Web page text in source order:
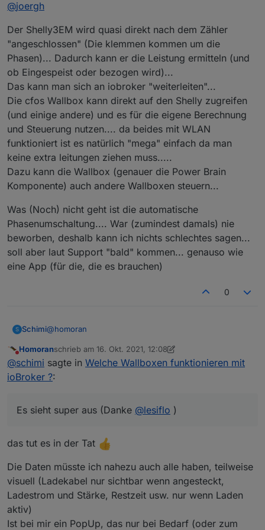
inzwischen haben ich auch poweroptis in Betrieb um
Zähler auszulesen, damit geht es natürlich auch...
@joergh
Der Shelly3EM wird quasi direkt nach dem Zähler
"angeschlossen" (Die klemmen kommen um die
Phasen)... Dadurch kann er die Leistung ermitteln (und
ob Eingespeist oder bezogen wird)...
Das kann man sich an iobroker "weiterleiten"...
Die cfos Wallbox kann direkt auf den Shelly zugreifen
(und einige andere) und es für die eigene Berechnung
und Steuerung nutzen.... da beides mit WLAN
funktioniert ist es natürlich "mega" einfach da man
keine extra leitungen ziehen muss.....
Dazu kann die Wallbox (genauer die Power Brain
Komponente) auch andere Wallboxen steuern...
Was (Noch) nicht geht ist die automatische
Phasenumschaltung.... War (zumindest damals) nie
beworben, deshalb kann ich nichts schlechtes sagen...
soll aber laut Support "bald" kommen... genauso wie
eine App (für die, die es brauchen)
0
S Schimi@homoran
zur Zeit so:
Da hatte ich vorher auch die möglichkeit die Leistung
einzustellen... war aber "too much"
spielen tu ich momentan daran:
aber ich habe keine möglichkeit das "vernünftig"
ioBroker ?:
überschuss vorhanden ist (Nach abzug Hausverbrauch
quasi).... Es geht viel auch ohne.... Aber um Dynamisch
nutzen zu können muss die box ja wissen was zu
Nicht stören
Homoranschrieb am 16. Okt. 2021, 12:08
zuletzt editiert von Homoran
@schimi sagte in Welche Wallboxen funktionieren mit
ioBroker ?:
Es sieht super aus (Danke @lesiflo )
das tut es in der Tat
Die Daten müsste ich nahezu auch alle haben, teilweise
visuell (Ladekabel nur sichtbar wenn angesteckt,
Ladestrom und Stärke, Restzeit usw. nur wenn Laden
aktiv)
Ist bei mir ein PopUp, das nur bei Bedarf (oder zum